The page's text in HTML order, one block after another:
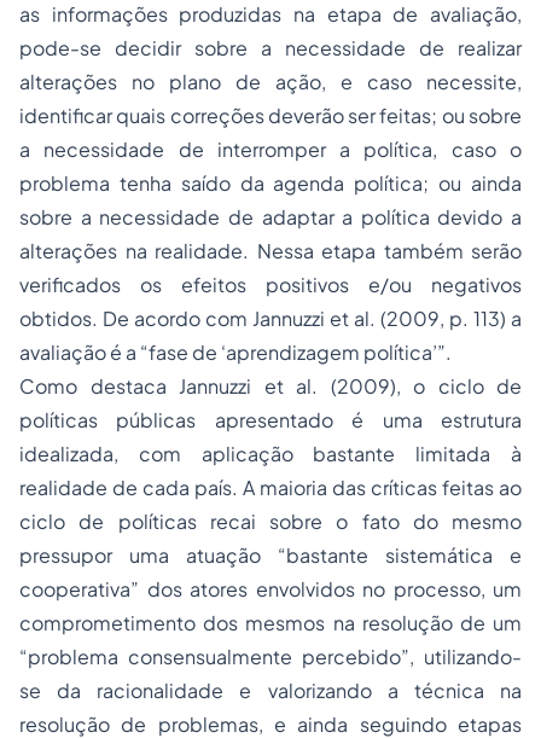
as informações produzidas na etapa de avaliação,
pode-se decidir sobre a necessidade de realizar
alterações no plano de ação, e caso necessite,
identificar quais correções deverão ser feitas; ou sobre
a necessidade de interromper a política, caso o
problema tenha saído da agenda política; ou ainda
sobre a necessidade de adaptar a política devido a
alterações na realidade. Nessa etapa também serão
verificados os efeitos positivos e/ou negativos
obtidos. De acordo com Jannuzzi et al. (2009, p. 113) a
avaliação é a “fase de ‘aprendizagem política’”.
Como destaca Jannuzzi et al. (2009), o ciclo de
políticas públicas apresentado é uma estrutura
idealizada, com aplicação bastante limitada à
realidade de cada país. A maioria das críticas feitas ao
ciclo de políticas recai sobre o fato do mesmo
pressupor uma atuação “bastante sistemática e
cooperativa” dos atores envolvidos no processo, um
comprometimento dos mesmos na resolução de um
“problema consensualmente percebido”, utilizando-
se da racionalidade e valorizando a técnica na
resolução de problemas, e ainda seguindo etapas